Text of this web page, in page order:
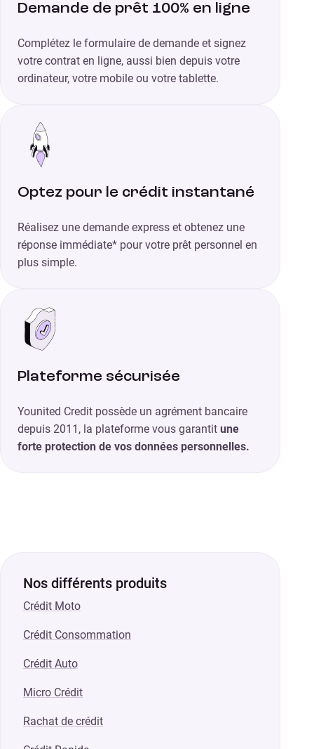
Demande de prêt 100% en ligne
Complétez le formulaire de demande et signez
votre contrat en ligne, aussi bien depuis votre
ordinateur, votre mobile ou votre tablette.
Optez pour le crédit instantané
Réalisez une demande express et obtenez une
réponse immédiate* pour votre prêt personnel en
plus simple.
Plateforme sécurisée
Younited Credit possède un agrément bancaire
depuis 2011, la plateforme vous garantit une
forte protection de vos données personnelles.
Nos différents produits
Crédit Moto
Crédit Consommation
Crédit Auto
Micro Crédit
Rachat de crédit